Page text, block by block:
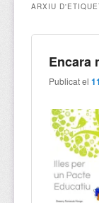
ARXIU
Encara
Publicat el